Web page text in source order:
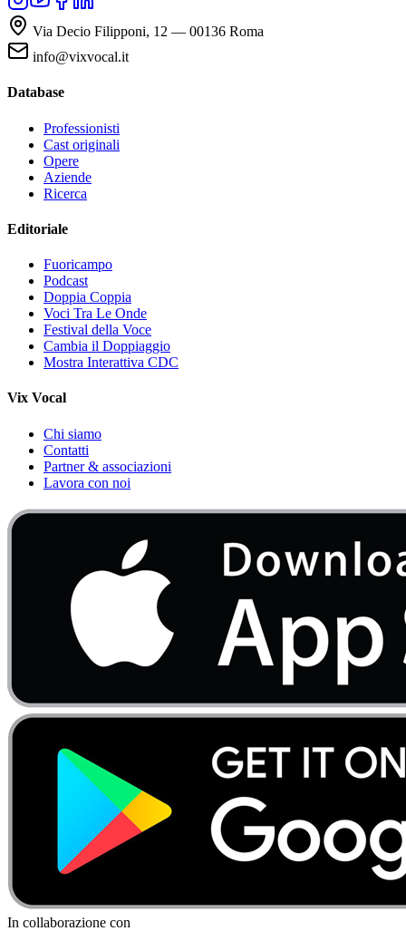
Via Decio Filipponi, 12 — 00136 Roma
info@vixvocal.it
Database
Professionisti
Cast originali
Opere
Aziende
Ricerca
Editoriale
Fuoricampo
Podcast
Doppia Coppia
Voci Tra Le Onde
Festival della Voce
Cambia il Doppiaggio
Mostra Interattiva CDC
Vix Vocal
Chi siamo
Contatti
Partner & associazioni
Lavora con noi
In collaborazione con